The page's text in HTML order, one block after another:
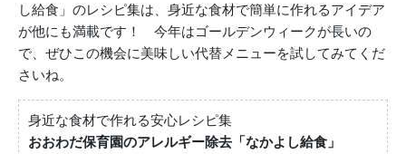
し給食」のレシピ集は、身近な食材で簡単に作れるアイデア
が他にも満載です！ 今年はゴールデンウィークが長いの
で、ぜひこの機会に美味しい代替メニューを試してみてくだ
さいね。
身近な食材で作れる安心レシピ集
おおわだ保育園のアレルギー除去「なかよし給食」